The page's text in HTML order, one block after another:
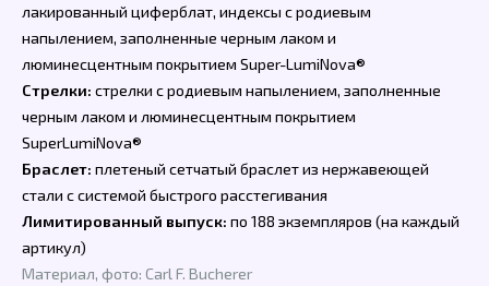
лакированный циферблат, индексы с родиевым
напылением, заполненные черным лаком и
люминесцентным покрытием Super-LumiNova®
Стрелки: стрелки с родиевым напылением, заполненные
черным лаком и люминесцентным покрытием
SuperLumiNova®
Браслет: плетеный сетчатый браслет из нержавеющей
стали с системой быстрого расстегивания
Лимитированный выпуск: по 188 экземпляров (на каждый
артикул)
Материал, фото: Carl F. Bucherer